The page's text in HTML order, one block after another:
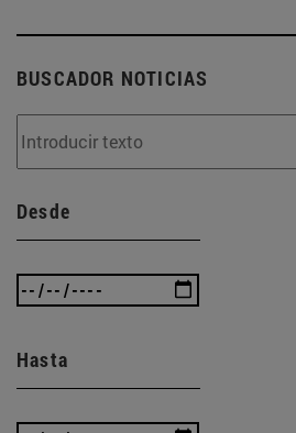
BUSCADOR NOTICIAS
Desde
Hasta